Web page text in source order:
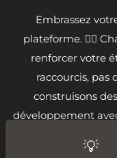
Embrassez
plateforme. 🦸‍♂️
renforcer votre
raccourcis, pas
construisons
développement
la